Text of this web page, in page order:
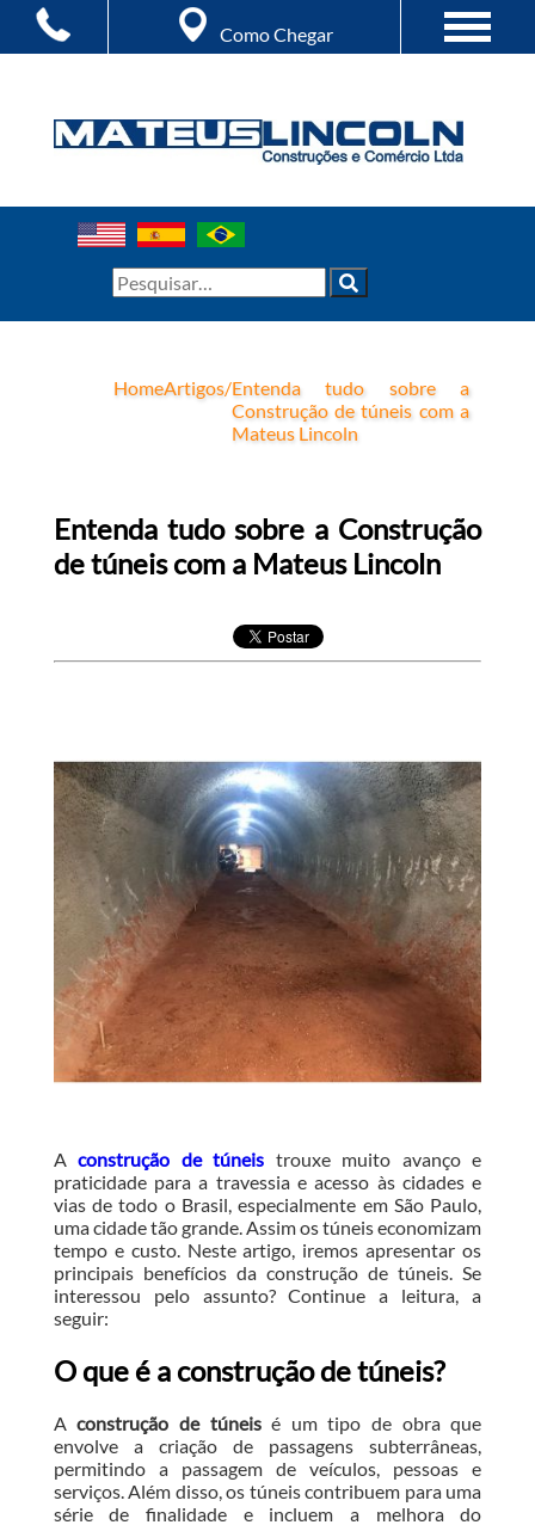
Como Chegar
HomeArtigos/Entenda tudo sobre a
Construção de túneis com a
Mateus Lincoln
Entenda tudo sobre a Construção
de túneis com a Mateus Lincoln
Aconstrução de túneis trouxe muito avanço e
praticidade para a travessia e acesso às cidades e
vias de todo o Brasil, especialmente em São Paulo,
uma cidade tão grande. Assim os túneis economizam
tempo e custo. Neste artigo, iremos apresentar os
principais benefícios da construção de túneis. Se
interessou pelo assunto? Continue a leitura, a
seguir:
O que é a construção de túneis?
Aconstrução de túneisé um tipo de obra que
envolve a criação de passagens subterrâneas,
permitindo a passagem de veículos, pessoas e
serviços. Além disso, os túneis contribuem para uma
série de finalidade e incluem a melhora do